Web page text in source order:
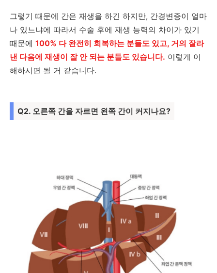
그렇기 때문에 간은 재생을 하긴 하지만, 간경변증이 얼마
나 있느냐에 따라서 수술 후에 재생 능력의 차이가 있기
때문에 100% 다 완전히 회복하는 분들도 있고, 거의 잘라
낸 다음에 재생이 잘 안 되는 분들도 있습니다. 이렇게 이
해하시면 될 거 같습니다.
Q2. 오른쪽 간을 자르면 왼쪽 간이 커지나요?